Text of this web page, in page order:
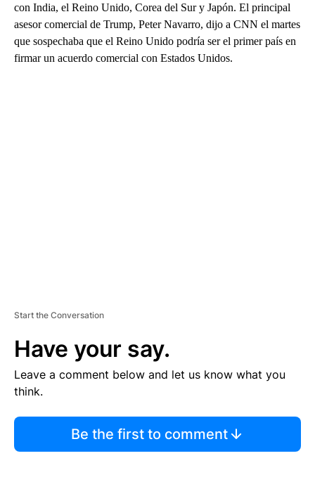
con India, el Reino Unido, Corea del Sur y Japón. El principal
asesor comercial de Trump, Peter Navarro, dijo a CNN el martes
que sospechaba que el Reino Unido podría ser el primer país en
firmar un acuerdo comercial con Estados Unidos.
Start the Conversation
Have your say.
Leave a comment below and let us know what you
think.
Be the first to comment